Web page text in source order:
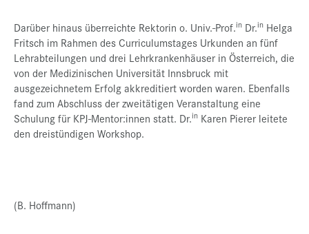
Darüber hinaus überreichte Rektorin o. Univ.-Prof.in Dr.in Helga
Fritsch im Rahmen des Curriculumstages Urkunden an fünf
Lehrabteilungen und drei Lehrkrankenhäuser in Österreich, die
von der Medizinischen Universität Innsbruck mit
ausgezeichnetem Erfolg akkreditiert worden waren. Ebenfalls
fand zum Abschluss der zweitätigen Veranstaltung eine
Schulung für KPJ-Mentor:innen statt. Dr.in Karen Pierer leitete
den dreistündigen Workshop.
(B. Hoffmann)